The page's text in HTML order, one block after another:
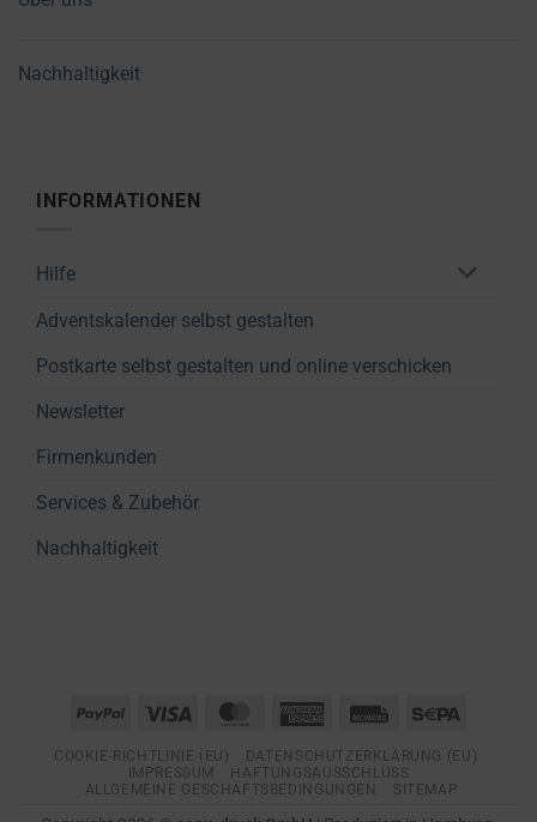
Nachhaltigkeit
INFORMATIONEN
Hilfe
Adventskalender selbst gestalten
Postkarte selbst gestalten und online verschicken
Newsletter
Firmenkunden
Services & Zubehör
Nachhaltigkeit
PayPal Visa MasterCardAmerican
Rechung
COOKIE-RICHTLINIE (EU)
DATENSCHUTZERKLÄRUNG (EU)
IMPRESSUM
HAFTUNGSAUSSCHLUSS
ALLGEMEINE GESCHÄFTSBEDINGUNGEN
SITEMAP